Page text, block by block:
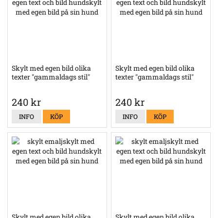
Skylt med egen bild olika
texter "gammaldags stil"
240 kr
INFO KÖP
Skylt med egen bild olika
texter "gammaldags stil"
240 kr
INFO KÖP